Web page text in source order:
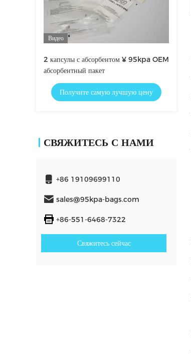
Видео
2 капсулы с абсорбентом ¥ 95kpa OEM
абсорбентный пакет
Получите самую лучшую цену
СВЯЖИТЕСЬ С НАМИ
+86 19109699110
sales@95kpa-bags.com
+86-551-6468-7322
Свяжитесь сейчас